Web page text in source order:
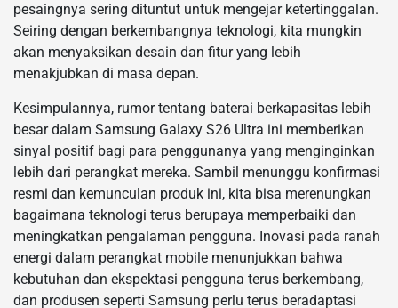
pesaingnya sering dituntut untuk mengejar ketertinggalan.
Seiring dengan berkembangnya teknologi, kita mungkin
akan menyaksikan desain dan fitur yang lebih
menakjubkan di masa depan.
Kesimpulannya, rumor tentang baterai berkapasitas lebih
besar dalam Samsung Galaxy S26 Ultra ini memberikan
sinyal positif bagi para penggunanya yang menginginkan
lebih dari perangkat mereka. Sambil menunggu konfirmasi
resmi dan kemunculan produk ini, kita bisa merenungkan
bagaimana teknologi terus berupaya memperbaiki dan
meningkatkan pengalaman pengguna. Inovasi pada ranah
energi dalam perangkat mobile menunjukkan bahwa
kebutuhan dan ekspektasi pengguna terus berkembang,
dan produsen seperti Samsung perlu terus beradaptasi